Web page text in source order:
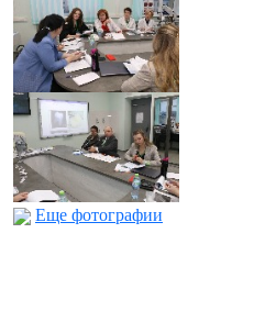
Еще фотографии